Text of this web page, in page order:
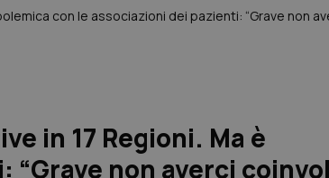
in 17 Regioni. Ma è
non averci